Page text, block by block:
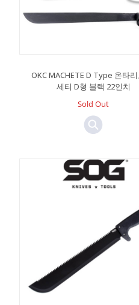
OKC MACHETE D Type 온타
세티 D형 블랙 22인치
Sold Out